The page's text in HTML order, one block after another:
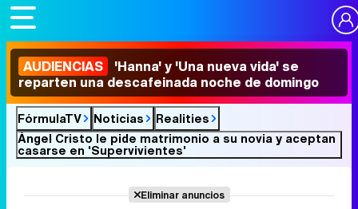
AUDIENCIAS 'Hanna' y 'Una nueva vida' se
reparten una descafeinada noche de domingo
FórmulaTV Noticias
Realities
Ángel Cristo le pide matrimonio a su novia y aceptan
casarse en 'Supervivientes'
Eliminar anuncios